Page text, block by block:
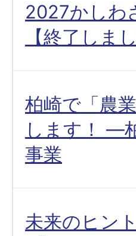
2027かしわ
【終了しま
柏崎で「農
します！ ―
事業
未来のヒン